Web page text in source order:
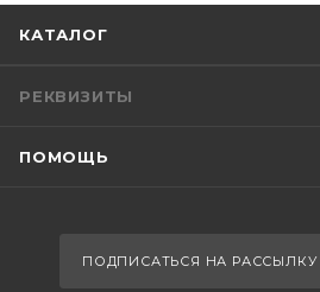
КАТАЛОГ
РЕКВИЗИТЫ
ПОМОЩЬ
ПОДПИСАТЬСЯ НА РАССЫЛКУ